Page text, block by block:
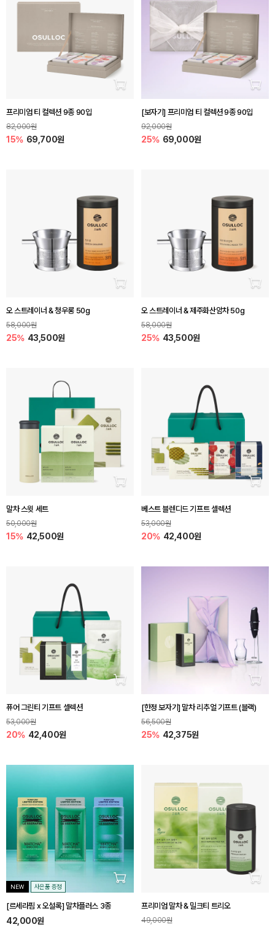
장바구니 담기
프리미엄 티 컬렉션 9종 90입
82,000원
15% 69,700원
장바
[보자기] 프리미엄 티 컬렉션 9종 90입
92,000원
25% 69,000원
장바구니 담기
오 스트레이너 & 청우롱 50g
58,000원
25% 43,500원
장바
오 스트레이너 & 제주화산암차 50g
58,000원
25% 43,500원
장바구니 담기
말차 스윗 세트
50,000원
15% 42,500원
장바
베스트 블렌디드 기프트 셀렉션
53,000원
20% 42,400원
장바구니 담기
퓨어 그린티 기프트 셀렉션
53,000원
20% 42,400원
장바
[한정 보자기] 말차 리추얼 기프트 (블랙)
56,500원
25% 42,375원
NEW 사은품 증정 장바구니 담기
[르세라핌 x 오설록] 말차플러스 3종
42,000원
장바
프리미엄 말차 & 밀크티 트리오
49,000원